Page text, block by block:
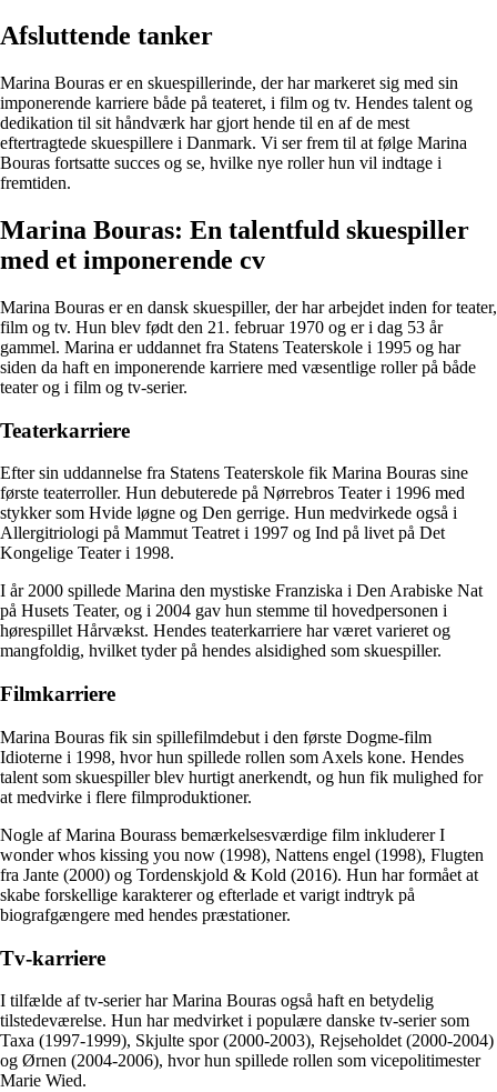
Afsluttende tanker
Marina Bouras er en skuespillerinde, der har markeret sig med sin
imponerende karriere både på teateret, i film og tv. Hendes talent og
dedikation til sit håndværk har gjort hende til en af de mest
eftertragtede skuespillere i Danmark. Vi ser frem til at følge Marina
Bouras fortsatte succes og se, hvilke nye roller hun vil indtage i
fremtiden.
Marina Bouras: En talentfuld skuespiller
med et imponerende cv
Marina Bouras er en dansk skuespiller, der har arbejdet inden for teater,
film og tv. Hun blev født den 21. februar 1970 og er i dag 53 år
gammel. Marina er uddannet fra Statens Teaterskole i 1995 og har
siden da haft en imponerende karriere med væsentlige roller på både
teater og i film og tv-serier.
Teaterkarriere
Efter sin uddannelse fra Statens Teaterskole fik Marina Bouras sine
første teaterroller. Hun debuterede på Nørrebros Teater i 1996 med
stykker som Hvide løgne og Den gerrige. Hun medvirkede også i
Allergitriologi på Mammut Teatret i 1997 og Ind på livet på Det
Kongelige Teater i 1998.
I år 2000 spillede Marina den mystiske Franziska i Den Arabiske Nat
på Husets Teater, og i 2004 gav hun stemme til hovedpersonen i
hørespillet Hårvækst. Hendes teaterkarriere har været varieret og
mangfoldig, hvilket tyder på hendes alsidighed som skuespiller.
Filmkarriere
Marina Bouras fik sin spillefilmdebut i den første Dogme-film
Idioterne i 1998, hvor hun spillede rollen som Axels kone. Hendes
talent som skuespiller blev hurtigt anerkendt, og hun fik mulighed for
at medvirke i flere filmproduktioner.
Nogle af Marina Bourass bemærkelsesværdige film inkluderer I
wonder whos kissing you now (1998), Nattens engel (1998), Flugten
fra Jante (2000) og Tordenskjold & Kold (2016). Hun har formået at
skabe forskellige karakterer og efterlade et varigt indtryk på
biografgængere med hendes præstationer.
Tv-karriere
I tilfælde af tv-serier har Marina Bouras også haft en betydelig
tilstedeværelse. Hun har medvirket i populære danske tv-serier som
Taxa (1997-1999), Skjulte spor (2000-2003), Rejseholdet (2000-2004)
og Ørnen (2004-2006), hvor hun spillede rollen som vicepolitimester
Marie Wied.